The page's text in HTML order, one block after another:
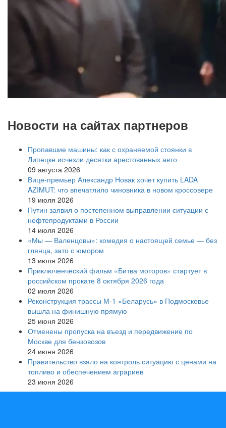
Новости на сайтах партнеров
Пропавшие машины: как с охраняемой стоянки в
Липецке исчезли десятки арестованных авто
09 августа 2026
Вице‑премьер Александр Новак хочет купить LADA
AZIMUT: что впечатлило чиновника в новом кроссовере
19 июля 2026
Путин заявил о постепенном выправлении ситуации с
нефтепродуктами в России
14 июля 2026
«Мы — Валенцовы»: комедия о настоящей семье — без
глянца, зато с юмором
13 июля 2026
Приключенческий фильм «Битва моторов» стартует в
российском прокате 8 октября 2026 года
02 июля 2026
Реконструкция трассы М-1 «Беларусь» в Подмосковье
вышла на финишную прямую
25 июня 2026
Отменены пропуска на въезд и передвижение по
Москве для бензовозов
24 июня 2026
Правительство взяло на контроль ситуацию с ценами на
топливо и обеспечением аграриев
23 июня 2026